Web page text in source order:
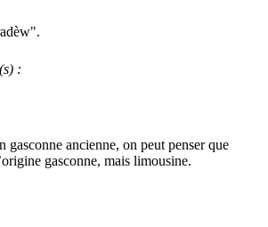
:
gasconne ancienne, on peut penser que
gasconne, mais limousine.